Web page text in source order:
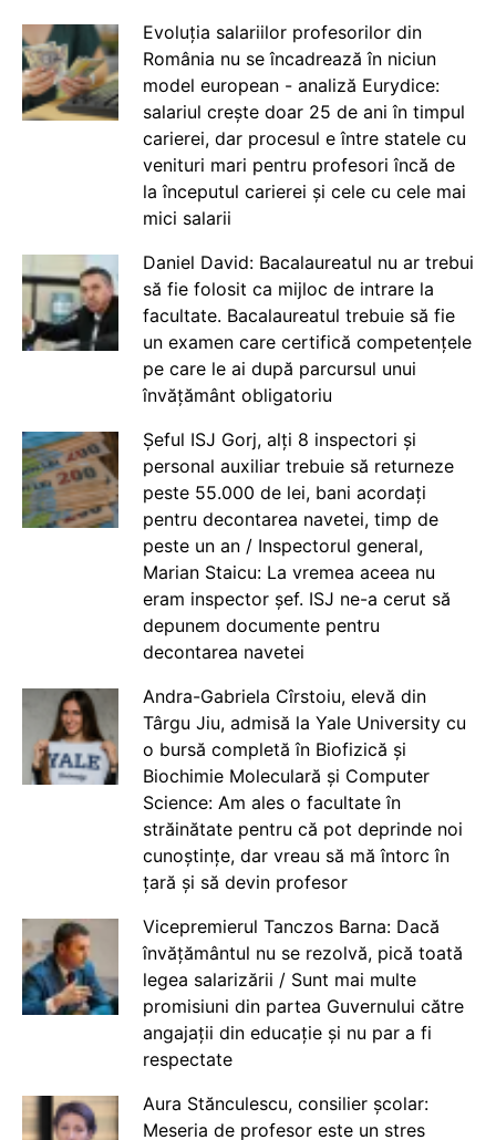
Evoluția salariilor profesorilor din
România nu se încadrează în niciun
model european - analiză Eurydice:
salariul crește doar 25 de ani în timpul
carierei, dar procesul e între statele cu
venituri mari pentru profesori încă de
la începutul carierei și cele cu cele mai
mici salarii
Daniel David: Bacalaureatul nu ar trebui
să fie folosit ca mijloc de intrare la
facultate. Bacalaureatul trebuie să fie
un examen care certifică competențele
pe care le ai după parcursul unui
învățământ obligatoriu
Șeful ISJ Gorj, alți 8 inspectori și
personal auxiliar trebuie să returneze
peste 55.000 de lei, bani acordați
pentru decontarea navetei, timp de
peste un an / Inspectorul general,
Marian Staicu: La vremea aceea nu
eram inspector șef. ISJ ne-a cerut să
depunem documente pentru
decontarea navetei
Andra-Gabriela Cîrstoiu, elevă din
Târgu Jiu, admisă la Yale University cu
o bursă completă în Biofizică și
Biochimie Moleculară și Computer
Science: Am ales o facultate în
străinătate pentru că pot deprinde noi
cunoștințe, dar vreau să mă întorc în
țară și să devin profesor
Vicepremierul Tanczos Barna: Dacă
învățământul nu se rezolvă, pică toată
legea salarizării / Sunt mai multe
promisiuni din partea Guvernului către
angajații din educație și nu par a fi
respectate
Aura Stănculescu, consilier școlar:
Meseria de profesor este un stres